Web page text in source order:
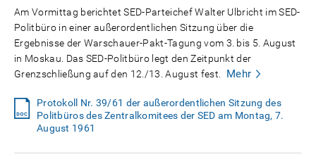
Am Vormittag berichtet SED-Parteichef Walter Ulbricht im SED-
Politbüro in einer außerordentlichen Sitzung über die
Ergebnisse der Warschauer-Pakt-Tagung vom 3. bis 5. August
in Moskau. Das SED-Politbüro legt den Zeitpunkt der
Grenzschließung auf den 12./13. August fest.
Mehr
Protokoll Nr. 39/61 der außerordentlichen Sitzung des
Politbüros des Zentralkomitees der SED am Montag, 7.
August 1961